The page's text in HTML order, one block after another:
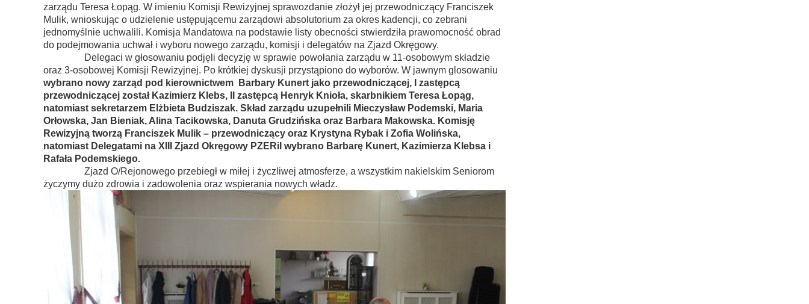
zarządu Teresa Łopąg. W imieniu Komisji Rewizyjnej sprawozdanie złożył jej przewodniczący Franciszek
Mulik, wnioskując o udzielenie ustępującemu zarządowi absolutorium za okres kadencji, co zebrani
jednomyślnie uchwalili. Komisja Mandatowa na podstawie listy obecności stwierdziła prawomocność obrad
do podejmowania uchwał i wyboru nowego zarządu, komisji i delegatów na Zjazd Okręgowy.
Delegaci w głosowaniu podjęli decyzję w sprawie powołania zarządu w 11-osobowym składzie
oraz 3-osobowej Komisji Rewizyjnej. Po krótkiej dyskusji przystąpiono do wyborów. W jawnym glosowaniu
wybrano nowy zarząd pod kierownictwem Barbary Kunert jako przewodniczącej, I zastępcą
przewodniczącej został Kazimierz Klebs, II zastępcą Henryk Knioła, skarbnikiem Teresa Łopąg,
natomiast sekretarzem Elżbieta Budziszak. Skład zarządu uzupełnili Mieczysław Podemski, Maria
Orłowska, Jan Bieniak, Alina Tacikowska, Danuta Grudzińska oraz Barbara Makowska. Komisję
Rewizyjną tworzą Franciszek Mulik – przewodniczący oraz Krystyna Rybak i Zofia Wolińska,
natomiast Delegatami na XIII Zjazd Okręgowy PZERiI wybrano Barbarę Kunert, Kazimierza Klebsa i
Rafała Podemskiego.
Zjazd O/Rejonowego przebiegł w miłej i życzliwej atmosferze, a wszystkim nakielskim Seniorom
życzymy dużo zdrowia i zadowolenia oraz wspierania nowych władz.